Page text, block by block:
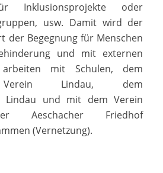
Inklusionsprojekte oder
usw. Damit wird der
der Begegnung für Menschen
und mit externen
mit Schulen, dem
Verein Lindau, dem
Lindau und mit dem Verein
Aeschacher Friedhof
(Vernetzung).